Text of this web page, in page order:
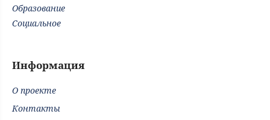
Образование
Социальное
Информация
О проекте
Контакты